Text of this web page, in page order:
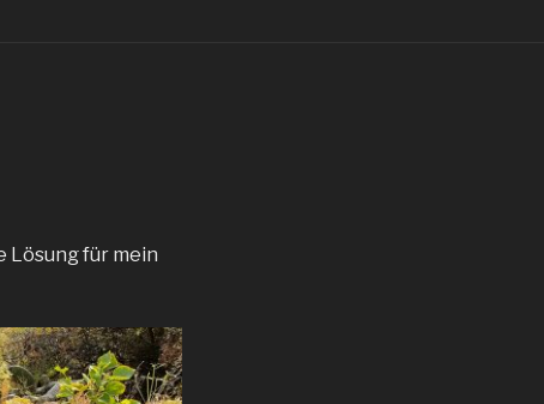
Lösung für mein